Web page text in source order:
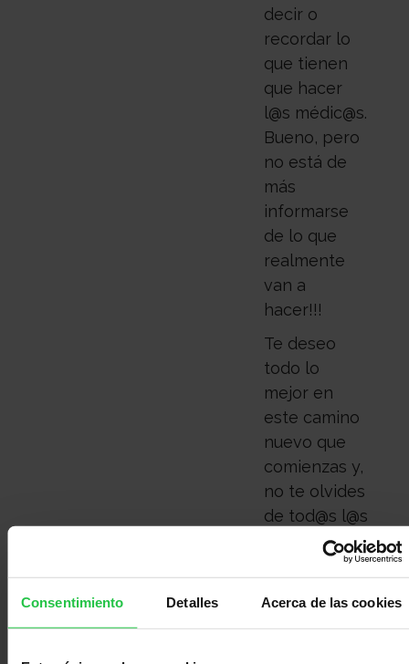
Consentimiento Detalles Acerca de las cookies
decir o
recordar lo
que tienen
que hacer
l@s médic@s.
Bueno, pero
no está de
más
informarse
de lo que
realmente
van a
hacer!!!
Te deseo
todo lo
mejor en
este camino
nuevo que
comienzas y,
no te olvides
de tod@s l@s
que estamos
aquí y, sigue